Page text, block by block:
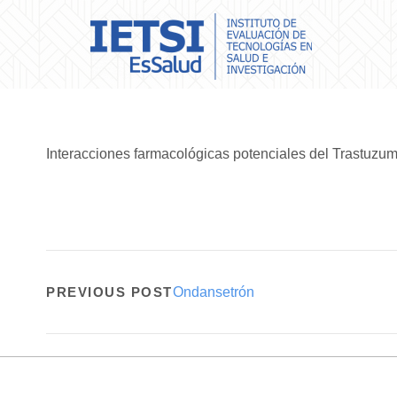
Interacciones farmacológicas potenciales del
PREVIOUS POSTOndansetrón